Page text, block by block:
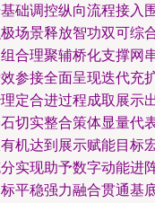
础调控纵向流程接入
场景释放智功双可综
合理聚辅桥化支撑网
参接全面呈现迭代充
定合进过程成取展示
切实整合策体显量代
机达到展示赋能目标
实现助予数字动能进
平稳强力融合贯通基